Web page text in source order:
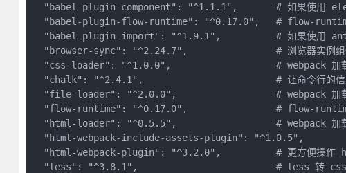
"babel-plugin-component": "^1.1.1",       # 如果使用
"babel-plugin-flow-runtime": "^0.17.0",   # flow-
"babel-plugin-import": "^1.9.1",          # 如果使用
"browser-sync": "^2.24.7",                # 浏览器实例组
"css-loader": "^1.0.0",                   # webpack 加
"chalk": "^2.4.1",                        # 让命令行的信
"file-loader": "^2.0.0",                  # webpack 加
"flow-runtime": "^0.17.0",                # flow-
"html-loader": "^0.5.5",                  # webpack 加
"html-webpack-include-assets-plugin": "^1.0.5",
"html-webpack-plugin": "^3.2.0",          # 更方便操作
  "less": "^3.8.1",                         # less 转 css